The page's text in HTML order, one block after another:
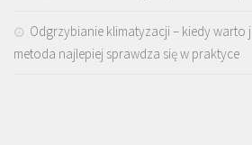
Odgrzybianie klimatyzacji – kiedy warto
metoda najlepiej sprawdza się w praktyce